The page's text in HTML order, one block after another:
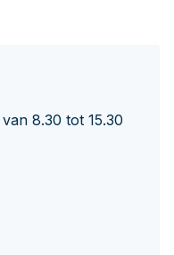
8.30 tot 15.30